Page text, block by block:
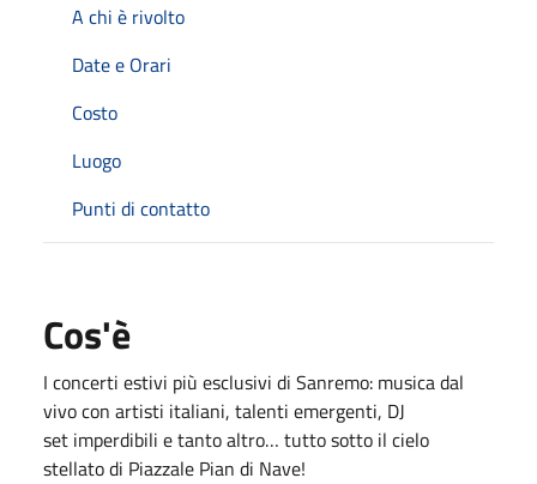
A chi è rivolto
Date e Orari
Costo
Luogo
Punti di contatto
Cos'è
I concerti estivi più esclusivi di Sanremo: musica dal
vivo con artisti italiani, talenti emergenti, DJ
set imperdibili e tanto altro… tutto sotto il cielo
stellato di Piazzale Pian di Nave!